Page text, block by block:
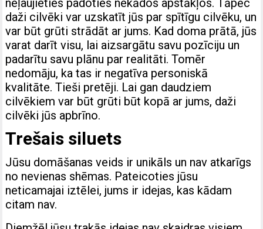
daži cilvēki var uzskatīt jūs par spītīgu cilvēku, un
var būt grūti strādāt ar jums. Kad doma prātā, jūs
varat darīt visu, lai aizsargātu savu pozīciju un
padarītu savu plānu par realitāti. Tomēr
nedomāju, ka tas ir negatīva personiskā
kvalitāte. Tieši pretēji. Lai gan daudziem
cilvēkiem var būt grūti būt kopā ar jums, daži
cilvēki jūs apbrīno.
Trešais siluets
Jūsu domāšanas veids ir unikāls un nav atkarīgs
no nevienas shēmas. Pateicoties jūsu
neticamajai iztēlei, jums ir idejas, kas kādam
citam nav.